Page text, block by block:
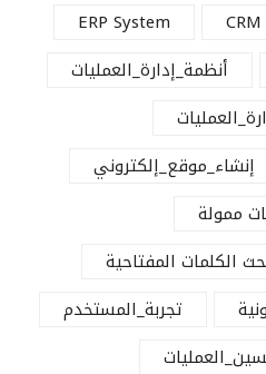
CRM
ERP System
أنظمة_إدارة_العمليات
إنشاء_موقع_إلكتروني
ممولة
الكلمات المفتاحية
تجربة_المستخدم